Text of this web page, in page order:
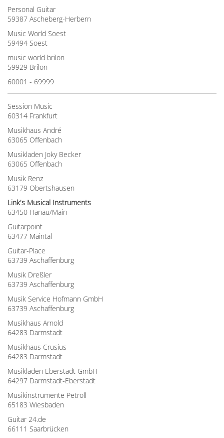
Personal Guitar
59387 Ascheberg-Herbern
Music World Soest
59494 Soest
music world brilon
59929 Brilon
60001 - 69999
Session Music
60314 Frankfurt
Musikhaus André
63065 Offenbach
Musikladen Joky Becker
63065 Offenbach
Musik Renz
63179 Obertshausen
Link's Musical Instruments
63450 Hanau/Main
Guitarpoint
63477 Maintal
Guitar-Place
63739 Aschaffenburg
Musik Dreßler
63739 Aschaffenburg
Musik Service Hofmann GmbH
63739 Aschaffenburg
Musikhaus Arnold
64283 Darmstadt
Musikhaus Crusius
64283 Darmstadt
Musikladen Eberstadt GmbH
64297 Darmstadt-Eberstadt
Musikinstrumente Petroll
65183 Wiesbaden
Guitar 24.de
66111 Saarbrücken